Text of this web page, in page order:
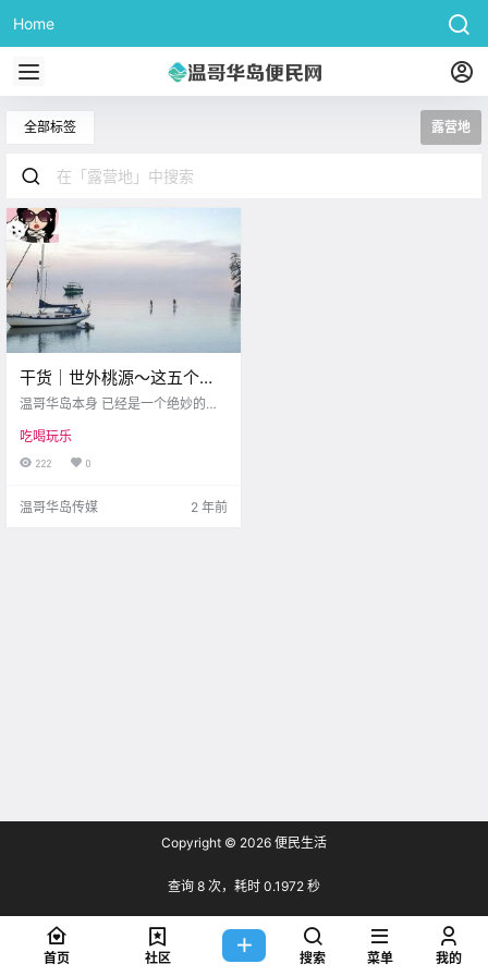
Home
全部标签 露营地
干货｜世外桃源～这五个超
小众的小岛露营地就在维多
温哥华岛本身 已经是一个绝妙的目
神奇之处 当你深入到那些更小更偏
远的岛屿 去享受一些偏远露营的经
亚附.
吃喝玩乐
222 0
温哥华岛传媒 2 年前
Copyright © 2026 便民生活
查询 8 次，耗时 0.1972 秒
首页 社区 搜索 菜单 我的